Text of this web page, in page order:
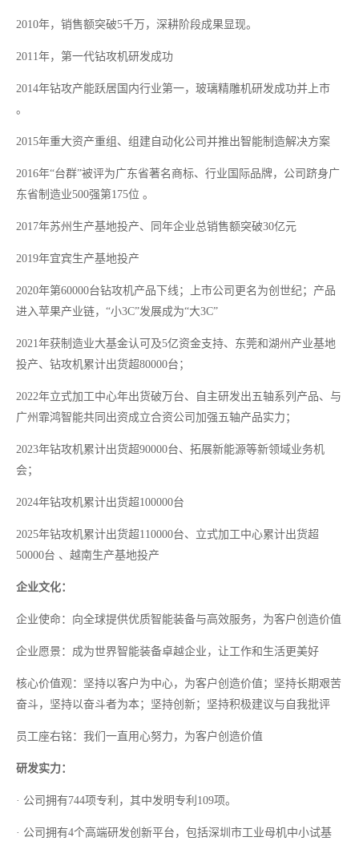
2010年，销售额突破5千万，深耕阶段成果显现。
2011年，第一代钻攻机研发成功
2014年钻攻产能跃居国内行业第一，玻璃精雕机研发成功并上市
。
2015年重大资产重组、组建自动化公司并推出智能制造解决方案
2016年“台群”被评为广东省著名商标、行业国际品牌，公司跻身广
东省制造业500强第175位 。
2017年苏州生产基地投产、同年企业总销售额突破30亿元
2019年宜宾生产基地投产
2020年第60000台钻攻机产品下线； 上市公司更名为创世纪；产品
进入苹果产业链， “小3C”发展成为“大3C”
2021年获制造业大基金认可及5亿资金支持、东莞和湖州产业基地
投产、钻攻机累计出货超80000台；
2022年立式加工中心年出货破万台、 自主研发出五轴系列产品、与
广州霏鸿智能共同出资成立合资公司加强五轴产品实力；
2023年钻攻机累计出货超90000台、拓展新能源等新领域业务机
会；
2024年钻攻机累计出货超100000台
2025年钻攻机累计出货超110000台、立式加工中心累计出货超
50000台 、 越南生产基地投产
企业文化：
企业使命：向全球提供优质智能装备与高效服务，为客户创造价值
企业愿景：成为世界智能装备卓越企业，让工作和生活更美好
核心价值观：坚持以客户为中心，为客户创造价值；坚持长期艰苦
奋斗，坚持以奋斗者为本；坚持创新；坚持积极建议与自我批评
员工座右铭：我们一直用心努力，为客户创造价值
研发实力：
· 公司拥有744项专利，其中发明专利109项。
· 公司拥有4个高端研发创新平台 ，包括深圳市工业母机中小试基